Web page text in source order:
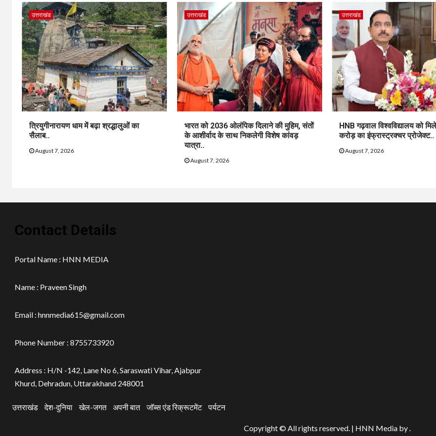
उत्तराखंड
त्रियुगीनारायण धाम में बढ़ा श्रद्धालुओं का
सैलाब..
August 7, 2026
उत्तराखंड
भारत को 2036 ओलंपिक दिलाने की मुहिम, संतों
के आशीर्वाद के साथ निकलेगी विशेष कांवड़
यात्रा..
August 7, 2026
उत्तराखंड
HNB गढ़वाल विश्वविद्यालय को
करोड़ का इंफ्रास्ट्रक्चर प्रोजेक्ट..
August 7, 2026
Contact Details
Portal Name : HNN MEDIA
Name : Praveen Singh
Email : hnnmedia615@gmail.com
Phone Number : 8755733920
Address : H/N -142, Lane No 6, Saraswati Vihar, Ajabpur
Khurd, Dehradun, Uttarakhand 248001
उत्तराखंड देश-दुनिया खेल-जगत अपनी बात जॉब्स एंड रिक्रूटमेंट पर्यटन
Copyright © All rights reserved. | HNN Mediaby .